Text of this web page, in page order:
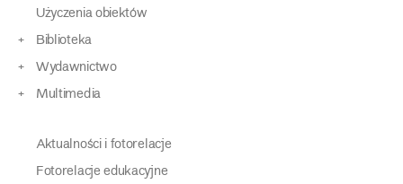
Użyczenia obiektów
Biblioteka
Wydawnictwo
Multimedia
Aktualności i fotorelacje
Fotorelacje edukacyjne